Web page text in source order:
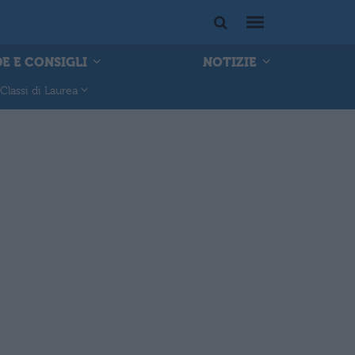
E CONSIGLI NOTIZIE
Classi di Laurea